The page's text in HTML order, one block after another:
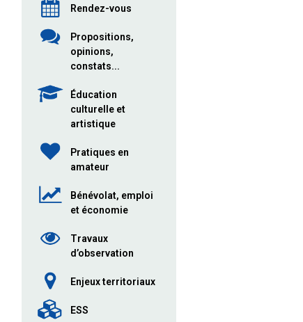
Rendez-vous
Propositions,
opinions,
constats...
Éducation
culturelle et
artistique
Pratiques en
amateur
Bénévolat, emploi
et économie
Travaux
d’observation
Enjeux territoriaux
ESS